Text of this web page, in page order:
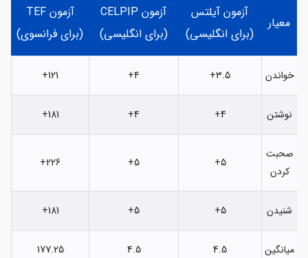
معیار
آزمون آیلتس
(برای انگلیسی)
آزمون CELPIP
(برای انگلیسی)
آزمون TEF
(برای فرانسوی)
خواندن 3.5+
4+
121+
نوشتن 4+
4+
181+
صحبت
کردن
5+
5+
226+
شنیدن 5+
5+
181+
میانگین 4.5
4.5
177.25